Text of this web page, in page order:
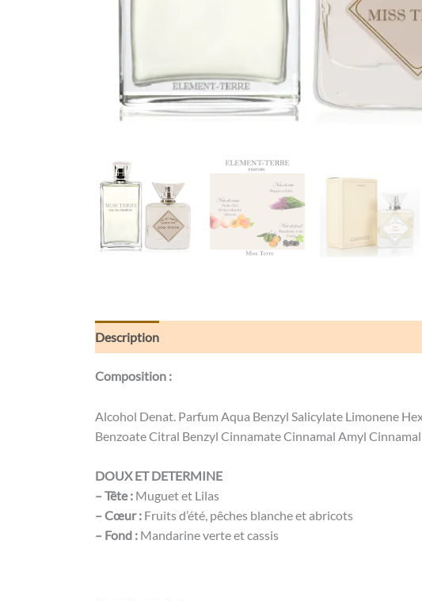
Description
Composition :
Alcohol Denat. Parfum Aqua Benzyl Salicylate Limonene
Benzoate Citral Benzyl Cinnamate Cinnamal Amyl
DOUX ET DETERMINE
– Tête : Muguet et Lilas
– Cœur : Fruits d’été, pêches blanche et abricots
– Fond : Mandarine verte et cassis